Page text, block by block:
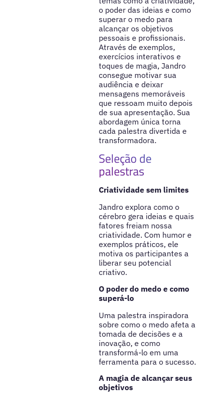
o poder das ideias e como
superar o medo para
alcançar os objetivos
pessoais e profissionais.
Através de exemplos,
exercícios interativos e
toques de magia, Jandro
consegue motivar sua
audiência e deixar
mensagens memoráveis
que ressoam muito depois
de sua apresentação. Sua
abordagem única torna
cada palestra divertida e
transformadora.
Seleção de
palestras
Criatividade sem limites
Jandro explora como o
cérebro gera ideias e quais
fatores freiam nossa
criatividade. Com humor e
exemplos práticos, ele
motiva os participantes a
liberar seu potencial
criativo.
O poder do medo e como
superá-lo
Uma palestra inspiradora
sobre como o medo afeta a
tomada de decisões e a
inovação, e como
transformá-lo em uma
ferramenta para o sucesso.
A magia de alcançar seus
objetivos